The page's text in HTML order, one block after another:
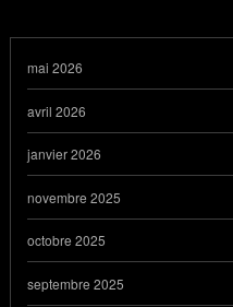
mai 2026
avril 2026
janvier 2026
novembre 2025
octobre 2025
septembre 2025